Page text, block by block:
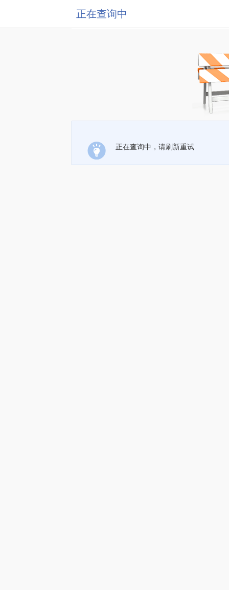
正在查询中
正在查询中，请刷新重试